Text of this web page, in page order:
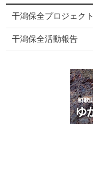
干潟保全プロジェクト
干潟保全活動報告